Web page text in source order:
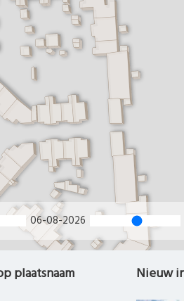
06-08-2026
plaatsnaam Nieuw